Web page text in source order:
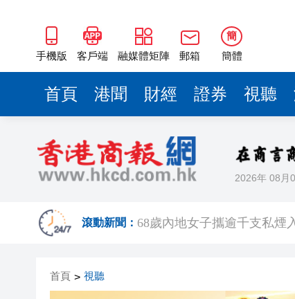
手機版 客戶端 融媒體矩陣 郵箱
簡
簡體
首頁 港聞 財經 證券 視聽
2026年 08月
滾動新聞： 68歲內地女子攜逾千支私煙
首頁 > 視聽